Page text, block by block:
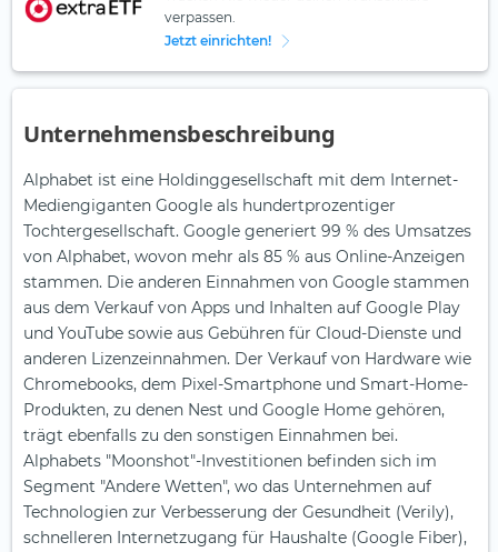
verpassen.
Jetzt einrichten!
Unternehmensbeschreibung
Alphabet ist eine Holdinggesellschaft mit dem Internet-
Mediengiganten Google als hundertprozentiger
Tochtergesellschaft. Google generiert 99 % des Umsatzes
von Alphabet, wovon mehr als 85 % aus Online-Anzeigen
stammen. Die anderen Einnahmen von Google stammen
aus dem Verkauf von Apps und Inhalten auf Google Play
und YouTube sowie aus Gebühren für Cloud-Dienste und
anderen Lizenzeinnahmen. Der Verkauf von Hardware wie
Chromebooks, dem Pixel-Smartphone und Smart-Home-
Produkten, zu denen Nest und Google Home gehören,
trägt ebenfalls zu den sonstigen Einnahmen bei.
Alphabets "Moonshot"-Investitionen befinden sich im
Segment "Andere Wetten", wo das Unternehmen auf
Technologien zur Verbesserung der Gesundheit (Verily),
schnelleren Internetzugang für Haushalte (Google Fiber),